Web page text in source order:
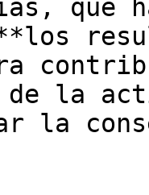
que
de la
la